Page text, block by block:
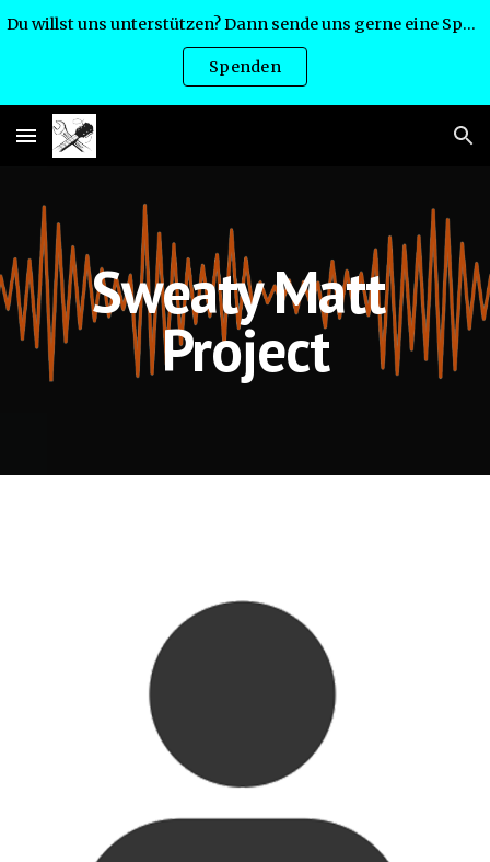
Du willst uns unterstützen? Dann sende uns gerne eine Spende:
Spenden
Sweaty Matt
Project